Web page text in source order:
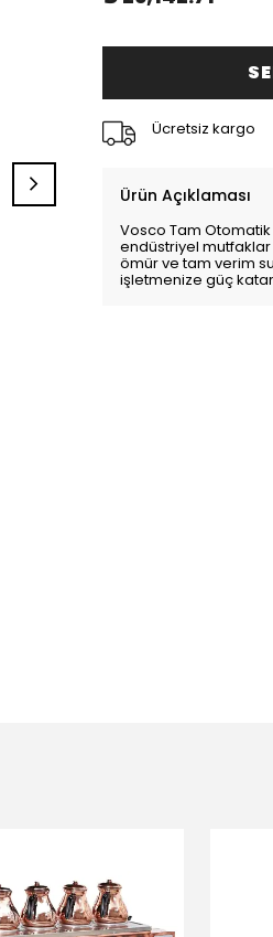
Ücretsiz kargo
Ürün Açıklaması
Vosco Tam
endüstriyel
ömür ve tam verim
işletmenize güç